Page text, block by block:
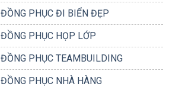
ĐỒNG PHỤC ĐI BIỂN ĐẸP
ĐỒNG PHỤC HỌP LỚP
ĐỒNG PHỤC TEAMBUILDING
ĐỒNG PHỤC NHÀ HÀNG